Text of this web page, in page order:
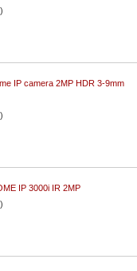
IP camera 2MP HDR 3-9mm
IP 3000i IR 2MP